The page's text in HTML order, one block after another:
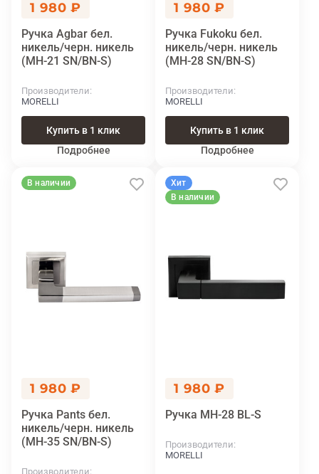
1 980 ₽
Ручка Agbar бел.
никель/черн. никель
(MH-21 SN/BN-S)
Производители
MORELLI
Купить в 1 клик
Подробнее
1 980 ₽
Ручка Fukoku бел.
никель/черн. никель
(MH-28 SN/BN-S)
Производители
MORELLI
Купить в 1 клик
Подробнее
В наличии
1 980 ₽
Ручка Pants бел.
никель/черн. никель
(MH-35 SN/BN-S)
Производители
Хит
В наличии
1 980 ₽
Ручка MH-28 BL-S
Производители
MORELLI